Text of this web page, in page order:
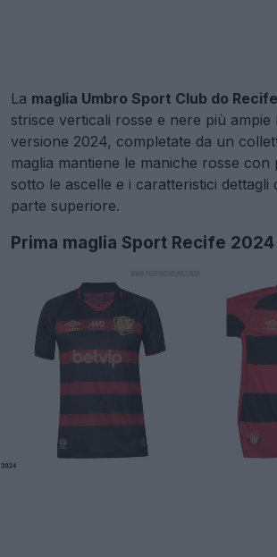
La maglia Umbro Sport Club do
strisce verticali rosse e nere più ampie
versione 2024, completate da un
maglia mantiene le maniche rosse con
sotto le ascelle e i caratteristici dettagli
parte superiore.
Prima maglia Sport Recife